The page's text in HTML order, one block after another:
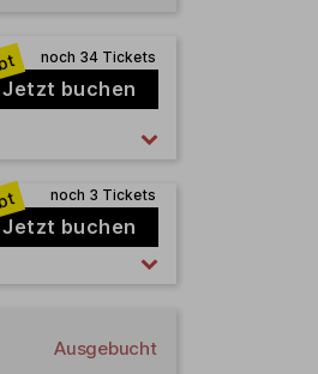
Jetzt buchen
Jetzt buchen
Ausgebucht